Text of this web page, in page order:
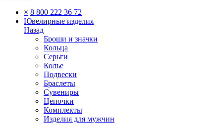
× 8 800 222 36 72
Ювелирные изделия
Назад
Броши и значки
Кольца
Серьги
Колье
Подвески
Браслеты
Сувениры
Цепочки
Комплекты
Изделия для мужчин